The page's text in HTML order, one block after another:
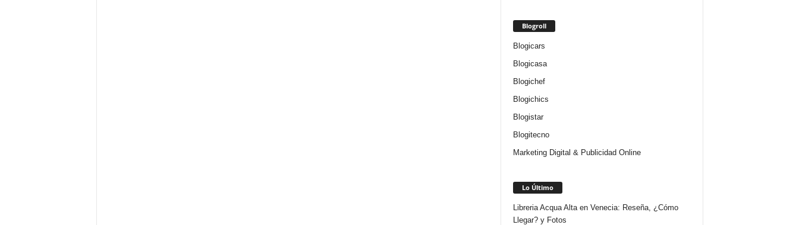
Blogroll
Blogicars
Blogicasa
Blogichef
Blogichics
Blogistar
Blogitecno
Marketing Digital & Publicidad Online
Lo Último
Libreria Acqua Alta en Venecia: Reseña, ¿Cómo
Llegar? y Fotos